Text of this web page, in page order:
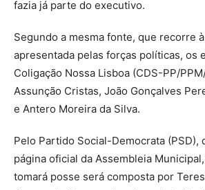
fazia já parte do executivo.
Segundo a mesma fonte, que recorre
apresentada pelas forças políticas, os
Coligação Nossa Lisboa (CDS-PP/
Assunção Cristas, João Gonçalves
e Antero Moreira da Silva.
Pelo Partido Social-Democrata (PSD),
página oficial da Assembleia
tomará posse será composta por